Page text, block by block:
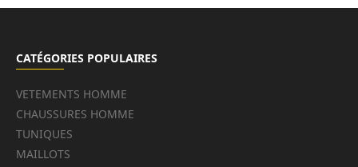
CATÉGORIES POPULAIRES
VETEMENTS HOMME
CHAUSSURES HOMME
TUNIQUES
MAILLOTS